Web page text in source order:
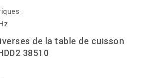
:
de la table de cuisson
38510